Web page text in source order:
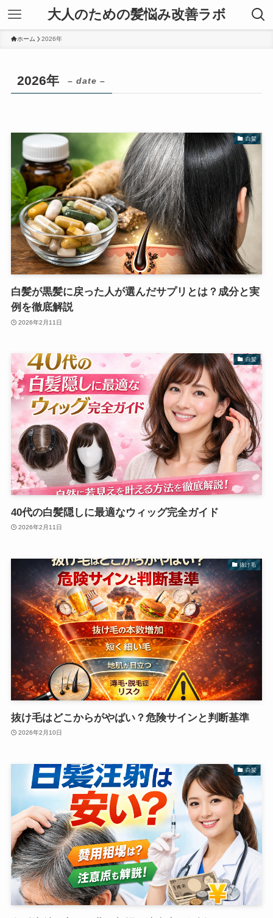
大人のための髪悩み改善ラボ
ホーム 2026年
2026年 – date –
白髪
白髪が黒髪に戻った人が選んだサプリとは？成分と実
例を徹底解説
2026年2月11日
白髪
40代の白髪隠しに最適なウィッグ完全ガイド
2026年2月11日
抜け毛
抜け毛はどこからがやばい？危険サインと判断基準
2026年2月10日
白髪